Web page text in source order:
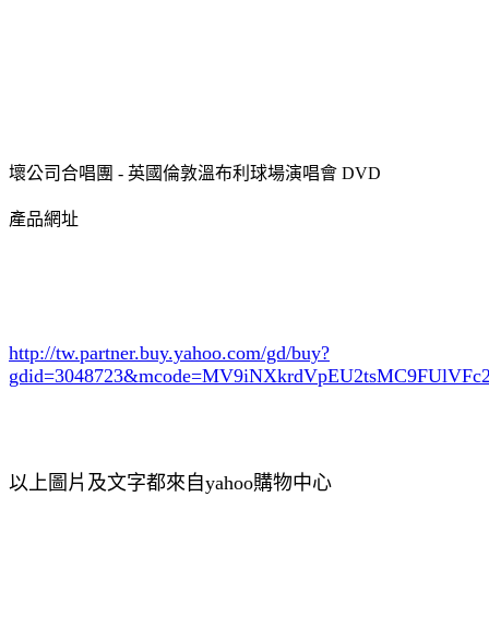
壞公司合唱團 - 英國倫敦溫布利球場演唱會 DVD
產品網址
http://tw.partner.buy.yahoo.com/gd/buy?
gdid=3048723
以上圖片及文字都來自yahoo購物中心